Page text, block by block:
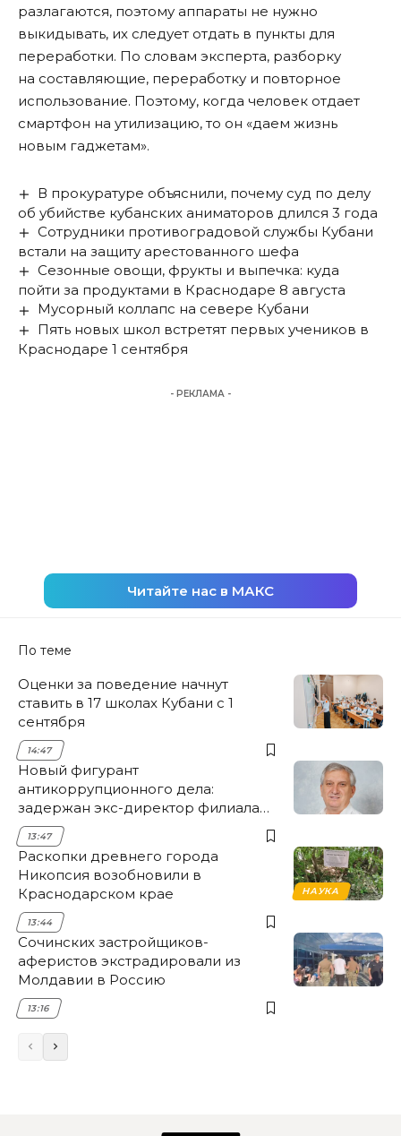
разлагаются, поэтому аппараты не нужно
выкидывать, их следует отдать в пункты для
переработки. По словам эксперта, разборку
на составляющие, переработку и повторное
использование. Поэтому, когда человек отдает
смартфон на утилизацию, то он «даем жизнь
новым гаджетам».
В прокуратуре объяснили, почему суд по делу
об убийстве кубанских аниматоров длился 3 года
Сотрудники противоградовой службы Кубани
встали на защиту арестованного шефа
Сезонные овощи, фрукты и выпечка: куда
пойти за продуктами в Краснодаре 8 августа
Мусорный коллапс на севере Кубани
Пять новых школ встретят первых учеников в
Краснодаре 1 сентября
- РЕКЛАМА -
Читайте нас в МАКС
По теме
Оценки за поведение начнут
ставить в 17 школах Кубани с 1
сентября
14:47
Новый фигурант
антикоррупционного дела:
задержан экс-директор филиала
НЭСК Крымска
13:47
НАУКА
Раскопки древнего города
Никопсия возобновили в
Краснодарском крае
13:44
Сочинских застройщиков-
аферистов экстрадировали из
Молдавии в Россию
13:16